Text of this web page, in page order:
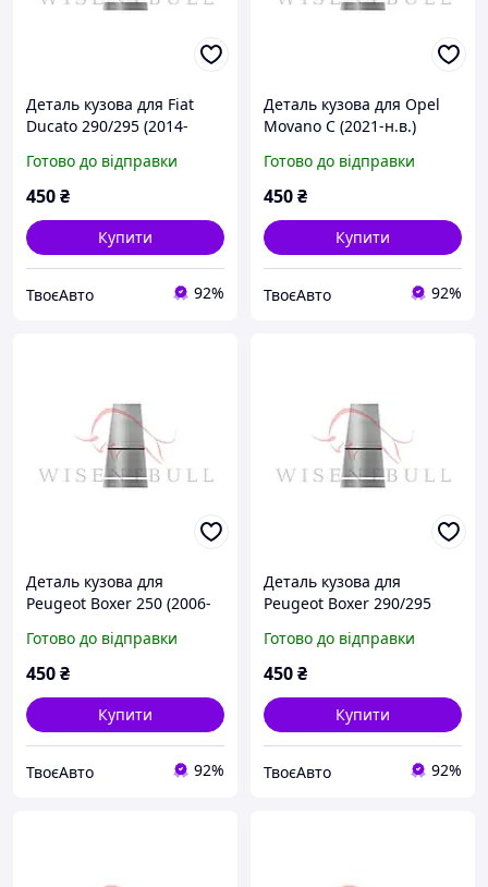
Деталь кузова для Fiat
Ducato 290/295 (2014-
Готово до відправки
450₴
Купити
ТвоєАвто 92%
Деталь кузова для Opel
Movano C (2021-н.в.)
Готово до відправки
450₴
Купити
ТвоєАвто 92%
Деталь кузова для
Peugeot Boxer 250 (2006-
Готово до відправки
450₴
Купити
ТвоєАвто 92%
Деталь кузова для
Peugeot Boxer 290/295
Готово до відправки
450₴
Купити
ТвоєАвто 92%